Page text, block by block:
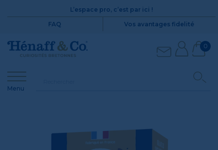
L’espace pro, c’est par ici !
FAQ
Vos avantages fidelité
0
Menu